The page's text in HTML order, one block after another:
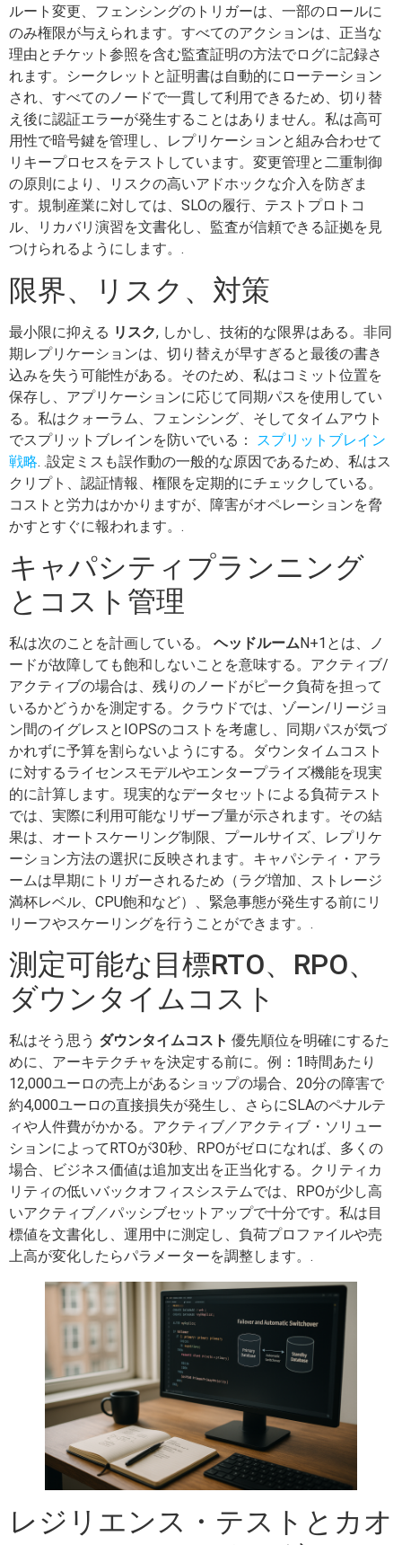
ルート変更、フェンシングのトリガーは、一部のロールに
のみ権限が与えられます。すべてのアクションは、正当な
理由とチケット参照を含む監査証明の方法でログに記録さ
れます。シークレットと証明書は自動的にローテーション
され、すべてのノードで一貫して利用できるため、切り替
え後に認証エラーが発生することはありません。私は高可
用性で暗号鍵を管理し、レプリケーションと組み合わせて
リキープロセスをテストしています。変更管理と二重制御
の原則により、リスクの高いアドホックな介入を防ぎま
す。規制産業に対しては、SLOの履行、テストプロトコ
ル、リカバリ演習を文書化し、監査が信頼できる証拠を見
つけられるようにします。.
限界、リスク、対策
最小限に抑える リスク, しかし、技術的な限界はある。非同
期レプリケーションは、切り替えが早すぎると最後の書き
込みを失う可能性がある。そのため、私はコミット位置を
保存し、アプリケーションに応じて同期パスを使用してい
る。私はクォーラム、フェンシング、そしてタイムアウト
でスプリットブレインを防いでいる：
スプリットブレイン
戦略. .設定ミスも誤作動の一般的な原因であるため、私はス
クリプト、認証情報、権限を定期的にチェックしている。
コストと労力はかかりますが、障害がオペレーションを脅
かすとすぐに報われます。.
キャパシティプランニング
とコスト管理
私は次のことを計画している。 ヘッドルームN+1とは、ノ
ードが故障しても飽和しないことを意味する。アクティブ/
アクティブの場合は、残りのノードがピーク負荷を担って
いるかどうかを測定する。クラウドでは、ゾーン/リージョ
ン間のイグレスとIOPSのコストを考慮し、同期パスが気づ
かれずに予算を割らないようにする。ダウンタイムコスト
に対するライセンスモデルやエンタープライズ機能を現実
的に計算します。現実的なデータセットによる負荷テスト
では、実際に利用可能なリザーブ量が示されます。その結
果は、オートスケーリング制限、プールサイズ、レプリケ
ーション方法の選択に反映されます。キャパシティ・アラ
ームは早期にトリガーされるため（ラグ増加、ストレージ
満杯レベル、CPU飽和など）、緊急事態が発生する前にリ
リーフやスケーリングを行うことができます。.
測定可能な目標RTO、RPO、
ダウンタイムコスト
私はそう思う ダウンタイムコスト 優先順位を明確にするた
めに、アーキテクチャを決定する前に。例：1時間あたり
12,000ユーロの売上があるショップの場合、20分の障害で
約4,000ユーロの直接損失が発生し、さらにSLAのペナルテ
ィや人件費がかかる。アクティブ／アクティブ・ソリュー
ションによってRTOが30秒、RPOがゼロになれば、多くの
場合、ビジネス価値は追加支出を正当化する。クリティカ
リティの低いバックオフィスシステムでは、RPOが少し高
いアクティブ／パッシブセットアップで十分です。私は目
標値を文書化し、運用中に測定し、負荷プロファイルや売
上高が変化したらパラメーターを調整します。.
レジリエンス・テストとカオ